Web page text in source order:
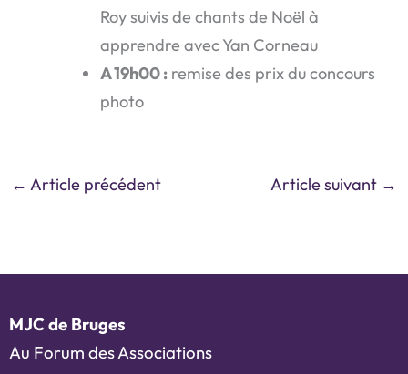
Roy suivis de chants de Noël à
apprendre avec Yan Corneau
A 19h00 : remise des prix du concours
photo
← Article précédent Article suivant →
MJC de Bruges
Au Forum des Associations